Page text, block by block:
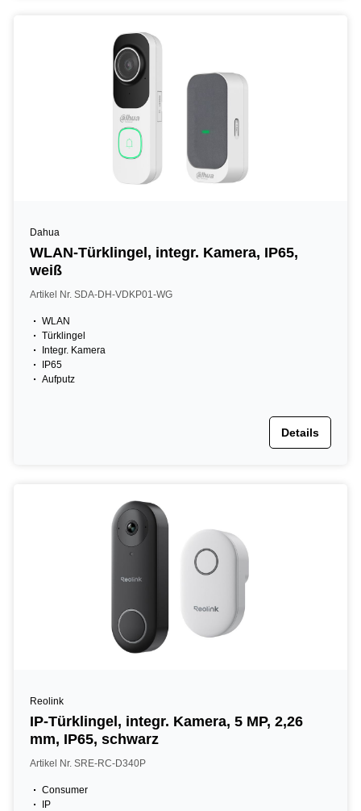
Dahua
WLAN-Türklingel, integr. Kamera, IP65,
weiß
Artikel Nr. SDA-DH-VDKP01-WG
WLAN
Türklingel
Integr. Kamera
IP65
Aufputz
Details
Reolink
IP-Türklingel, integr. Kamera, 5 MP, 2,26
mm, IP65, schwarz
Artikel Nr. SRE-RC-D340P
Consumer
IP